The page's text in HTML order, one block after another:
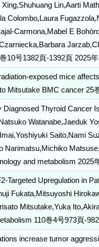
Lin,Aarti
Colombo,Laura
Carmona,Mabel E
10号1382頁-1392頁 2025年
exposed mice
Mitsutake BMC cancer 25
Thyroid Cancer
Watanabe,Jaeduk
Saito,Nami
Narimatsu,Michiko
and metabolism 2025
Targeted Upregulation in
Fukata,Mitsuyoshi
Mitsutake,Yuka
110巻4号973頁-
increase tumor